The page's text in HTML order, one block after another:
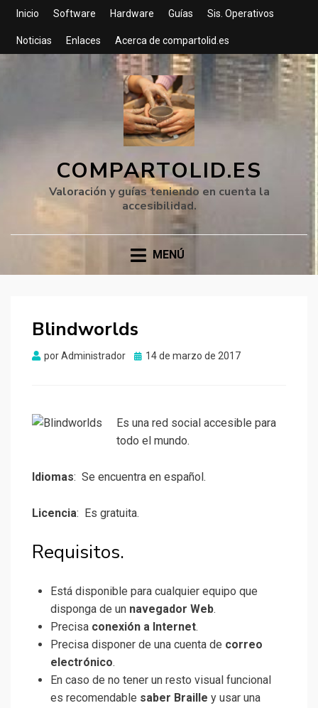
Inicio Software Hardware Guías Sis. Operativos
Noticias Enlaces Acerca de compartolid.es
COMPARTOLID.ES
Valoración y guías teniendo en cuenta la
accesibilidad.
MENÚ
Blindworlds
porAdministrador
Publicado
14 de marzo de 2017
Es una red social accesible para
todo el mundo.
Idiomas: Se encuentra en español.
Licencia: Es gratuita.
Requisitos.
Está disponible para cualquier equipo que
disponga de un navegador Web.
Precisa conexión a Internet.
Precisa disponer de una cuenta de correo
electrónico.
En caso de no tener un resto visual funcional
es recomendable saber Braille y usar una